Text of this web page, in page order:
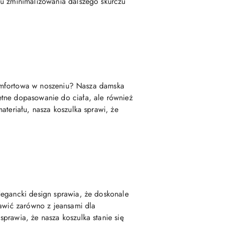
w noszeniu? Nasza damska
dopasowanie do ciała, ale również
nasza koszulka sprawi, że
design sprawia, że doskonale
zarówno z jeansami dla
że nasza koszulka stanie się